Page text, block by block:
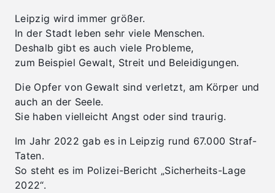
Leipzig wird immer größer.
In der Stadt leben sehr viele Menschen.
Deshalb gibt es auch viele Probleme,
zum Beispiel Gewalt, Streit und Beleidigungen.
Die Opfer von Gewalt sind verletzt, am Körper und
auch an der Seele.
Sie haben vielleicht Angst oder sind traurig.
Im Jahr 2022 gab es in Leipzig rund 67.000 Straf-
Taten.
So steht es im Polizei-Bericht „Sicherheits-Lage
2022“.